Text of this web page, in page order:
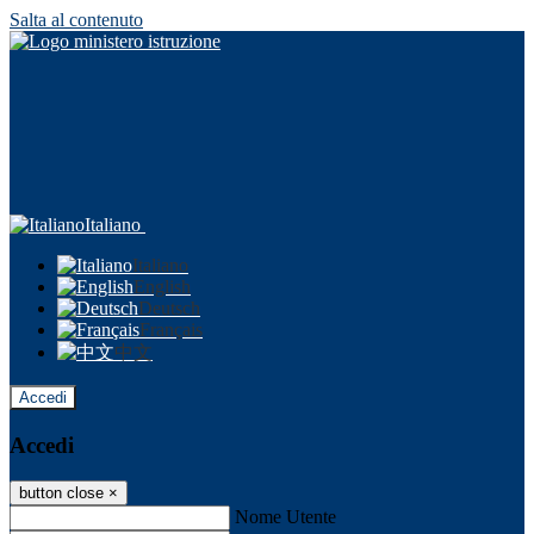
Salta al contenuto
Italiano
Italiano
English
Deutsch
Français
中文
Accedi
Accedi
button close ×
Nome Utente